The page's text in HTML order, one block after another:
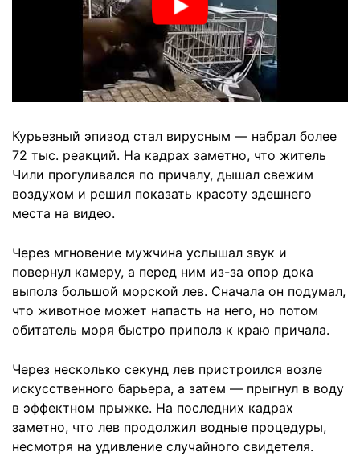
Курьезный эпизод стал вирусным — набрал более
72 тыс. реакций. На кадрах заметно, что житель
Чили прогуливался по причалу, дышал свежим
воздухом и решил показать красоту здешнего
места на видео.
Через мгновение мужчина услышал звук и
повернул камеру, а перед ним из-за опор дока
выполз большой морской лев. Сначала он подумал,
что животное может напасть на него, но потом
обитатель моря быстро приполз к краю причала.
Через несколько секунд лев пристроился возле
искусственного барьера, а затем — прыгнул в воду
в эффектном прыжке. На последних кадрах
заметно, что лев продолжил водные процедуры,
несмотря на удивление случайного свидетеля.